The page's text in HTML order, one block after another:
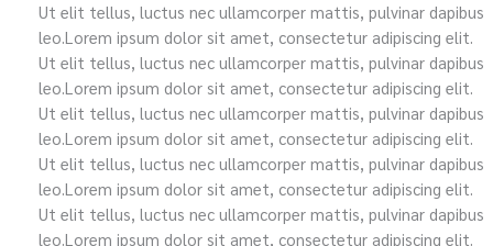
Ut elit tellus, luctus nec ullamcorper mattis, pulvinar dapibus
leo.Lorem ipsum dolor sit amet, consectetur adipiscing elit.
Ut elit tellus, luctus nec ullamcorper mattis, pulvinar dapibus
leo.Lorem ipsum dolor sit amet, consectetur adipiscing elit.
Ut elit tellus, luctus nec ullamcorper mattis, pulvinar dapibus
leo.Lorem ipsum dolor sit amet, consectetur adipiscing elit.
Ut elit tellus, luctus nec ullamcorper mattis, pulvinar dapibus
leo.Lorem ipsum dolor sit amet, consectetur adipiscing elit.
Ut elit tellus, luctus nec ullamcorper mattis, pulvinar dapibus
leo.Lorem ipsum dolor sit amet, consectetur adipiscing elit.